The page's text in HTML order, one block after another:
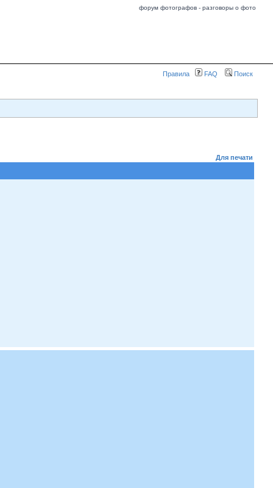
форум фотографов - разговоры о фото
Правила FAQ Поиск
Для печати